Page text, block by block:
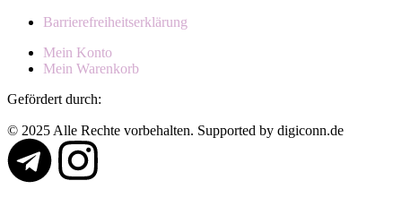
Barrierefreiheitserklärung
Mein Konto
Mein Warenkorb
Gefördert durch:
© 2025 Alle Rechte vorbehalten. Supported by digiconn.de